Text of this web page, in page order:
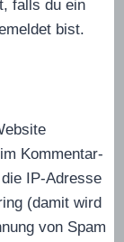
falls du ein
bist.
Kommentar-
IP-Adresse
(damit wird
von Spam